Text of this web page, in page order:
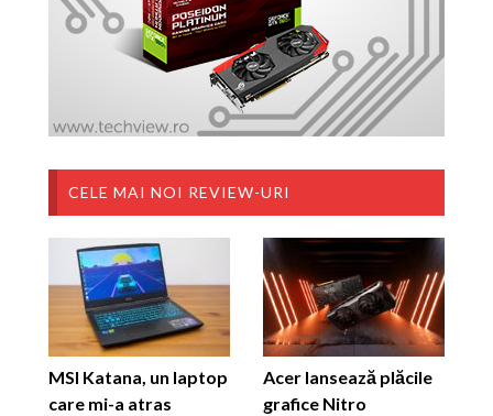
CELE MAI NOI REVIEW-URI
MSI Katana, un laptop
care mi-a atras
Acer lansează plăcile
grafice Nitro